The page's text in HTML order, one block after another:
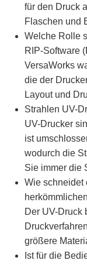
für den Druck
Flaschen und
Welche Rolle
RIP-Software
VersaWorks
die der
Layout und
Strahlen UV-
UV-Drucker
ist
wodurch die
Sie immer die
Wie schneidet
Der UV-Druck
größere
Ist für die